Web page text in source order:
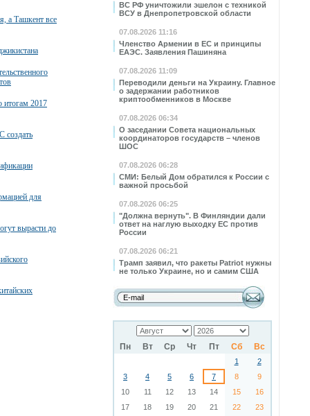
ВС РФ уничтожили эшелон с техникой
ВСУ в Днепропетровской области
07.08.2026 11:16
Членство Армении в ЕС и принципы
ЕАЭС. Заявления Пашиняна
07.08.2026 11:09
Переводили деньги на Украину. Главное
о задержании работников
криптообменников в Москве
07.08.2026 06:34
О заседании Совета национальных
координаторов государств – членов
ШОС
07.08.2026 06:28
СМИ: Белый Дом обратился к России с
важной просьбой
07.08.2026 06:25
"Должна вернуть". В Финляндии дали
ответ на наглую выходку ЕС против
России
07.08.2026 06:21
Трамп заявил, что ракеты Patriot нужны
не только Украине, но и самим США
Пн Вт Ср Чт Пт Сб Вс
1
2
3
4 5 6 7 8
9
10
11 12 13 14 15
16
17
18 19 20 21 22
23
а Ташкент все
2017
создать
для
вырасти до